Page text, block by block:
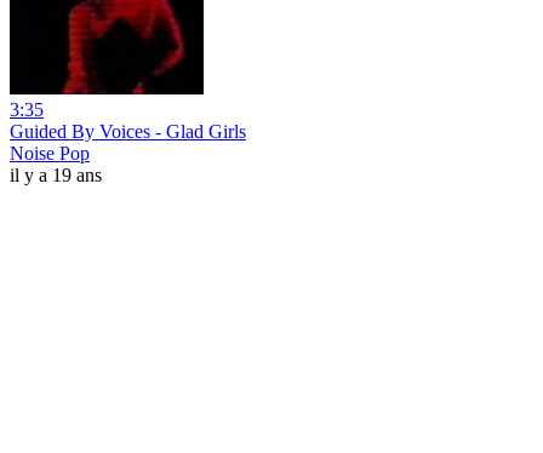
3:35
Guided By Voices - Glad Girls
Noise Pop
il y a 19 ans